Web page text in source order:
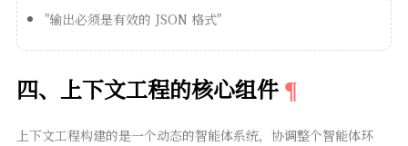
"输出必须是有效的 JSON 格式"
四、上下文工程的核心组件
上下文工程构建的是一个动态的智能体系统，协调整个智能体环